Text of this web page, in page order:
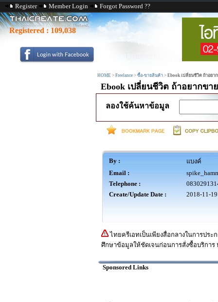
Register Member Login Forgot Password ??
Registered : 109,038
HOME > Freelance > ซื้อ-ขายสินค้า > Ebook เปลี่ยนชีวิต ถ้าอยา
Ebook เปลี่ยนชีวิต ถ้าอยากขา
ลองใช้ค้นหาข้อมูล
By :
แบงค์
Email :
Telephone :
Create/Update Date :
2018-11-
ไทยครีเอทเป็นเพียงสื่อกลางในการปร
ศึกษาข้อมูลให้ชัดเจนก่อนการสั่งซื้อบริการ
Sponsored Links